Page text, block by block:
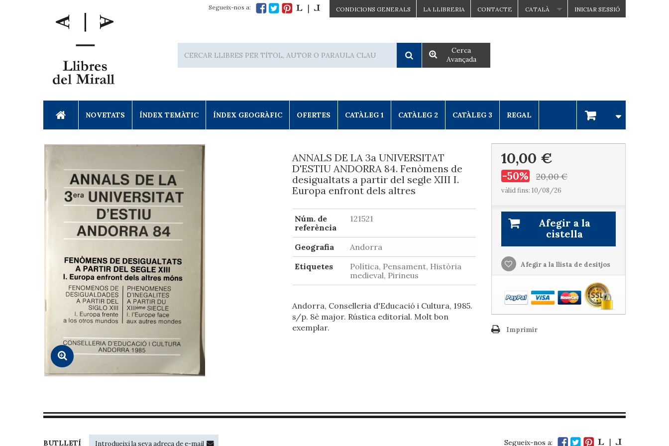
INICIAR SESSIÓ
CATALÀ
CONTACTE
LA LLIBRERIA
CONDICIONS GENERALS
Segueix-nos a:
Cerca
Avançada
NOVETATS ÍNDEX TEMÀTIC ÍNDEX GEOGRÀFIC OFERTES CATÀLEG 1 CATÀLEG 2 CATÀLEG 3 REGAL
ANNALS DE LA 3a UNIVERSITAT
D'ESTIU ANDORRA 84. Fenòmens de
desigualtats a partir del segle XIII I.
Europa enfront dels altres
Núm. de
referència
121521
Geografia
Andorra
Etiquetes
Política, Pensament, Història
medieval, Pirineus
Andorra, Conselleria d'Educació i Cultura, 1985.
s/p. 8è major. Rústica editorial. Molt bon
exemplar.
10,00 €
-50% 20,00 €
vàlid fins: 10/08/26
Afegir a la
cistella
Afegir a la llista de desitjos
Imprimir
BUTLLETÍ Segueix-nos a: